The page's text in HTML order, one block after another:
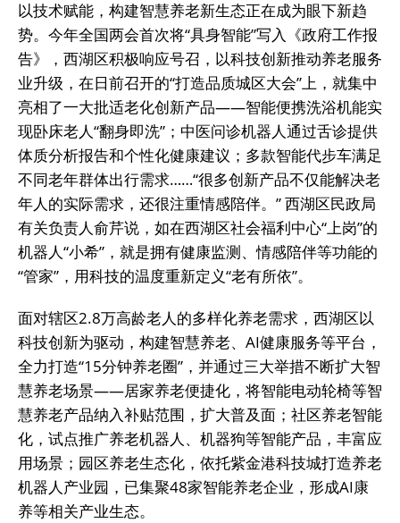
以技术赋能，构建智慧养老新生态正在成为眼下新趋
势。今年全国两会首次将“具身智能”写入《政府工作报
告》，西湖区积极响应号召，以科技创新推动养老服务
业升级，在日前召开的“打造品质城区大会”上，就集中
亮相了一大批适老化创新产品——智能便携洗浴机能实
现卧床老人“翻身即洗”；中医问诊机器人通过舌诊提供
体质分析报告和个性化健康建议；多款智能代步车满足
不同老年群体出行需求……“很多创新产品不仅能解决老
年人的实际需求，还很注重情感陪伴。” 西湖区民政局
有关负责人俞芹说，如在西湖区社会福利中心“上岗”的
机器人“小希”，就是拥有健康监测、情感陪伴等功能的
“管家”，用科技的温度重新定义“老有所依”。
面对辖区2.8万高龄老人的多样化养老需求，西湖区以
科技创新为驱动，构建智慧养老、AI健康服务等平台，
全力打造“15分钟养老圈”，并通过三大举措不断扩大智
慧养老场景——居家养老便捷化，将智能电动轮椅等智
慧养老产品纳入补贴范围，扩大普及面；社区养老智能
化，试点推广养老机器人、机器狗等智能产品，丰富应
用场景；园区养老生态化，依托紫金港科技城打造养老
机器人产业园，已集聚48家智能养老企业，形成AI康
养等相关产业生态。